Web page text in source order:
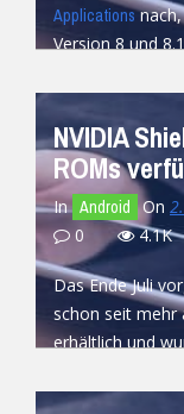
Applicationsnach,
Version 8 und
NVIDIA
ROMs
In Android On
0
4.1K
Das Ende Juli
schon seit mehr
erhältlich und